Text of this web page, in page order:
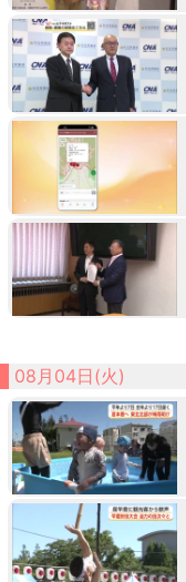
08月04日(火)